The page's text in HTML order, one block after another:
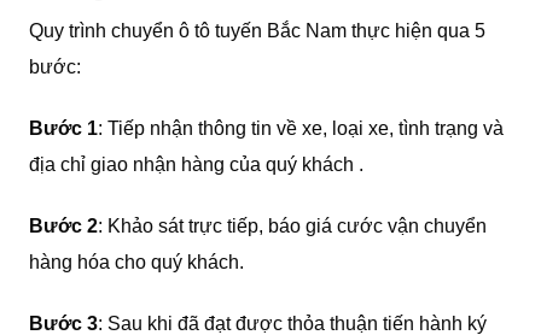
Quy trình chuyển ô tô tuyến Bắc Nam thực hiện qua 5
bước:
Bước 1: Tiếp nhận thông tin về xe, loại xe, tình trạng và
địa chỉ giao nhận hàng của quý khách .
Bước 2: Khảo sát trực tiếp, báo giá cước vận chuyển
hàng hóa cho quý khách.
Bước 3: Sau khi đã đạt được thỏa thuận tiến hành ký